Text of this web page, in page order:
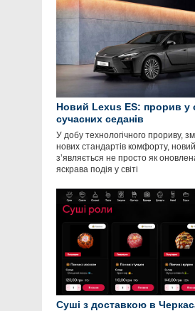
Новий Lexus ES: прорив у
сучасних седанів
У добу технологічного прориву,
нових стандартів комфорту,
з’являється не просто як
яскрава подія у світі
Суші з доставкою в